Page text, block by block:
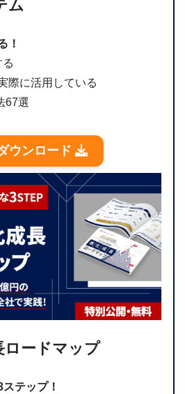
ム
！
際に活用している
67選
ウンロード
ロードマップ
テップ！